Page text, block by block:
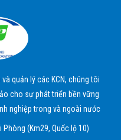
quản lý các KCN, chúng tôi
cho sự phát triển bền vững
nghiệp trong và ngoài nước
Phòng (Km29, Quốc lộ 10)